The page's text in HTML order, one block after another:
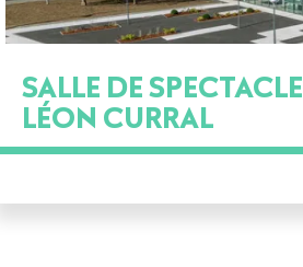
SALLE DE SPECTACLE
LÉON CURRAL